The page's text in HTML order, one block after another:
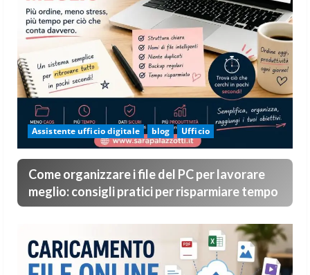
Assistente ufficio digitale blog Ufficio
Come organizzare i file del PC per lavorare
meglio: consigli pratici per risparmiare tempo